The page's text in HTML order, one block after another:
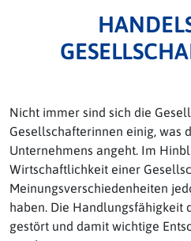
Nicht immer sind sich die
Gesellschafterinnen einig, was
Unternehmens angeht. Im
Wirtschaftlichkeit einer
Meinungsverschiedenheiten
haben. Die Handlungsfähigkeit
gestört und damit wichtige